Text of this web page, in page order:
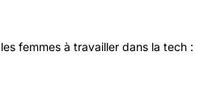
femmes à travailler dans la tech :